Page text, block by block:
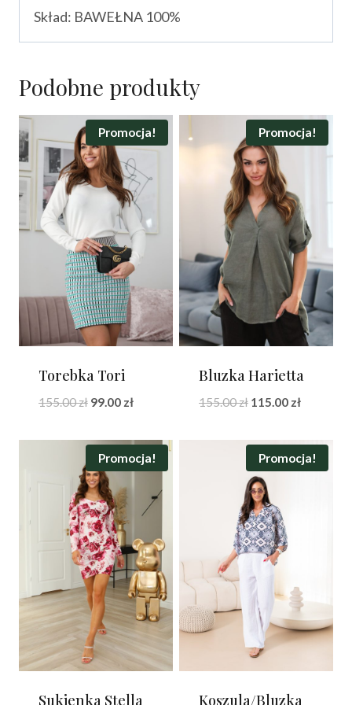
Skład: BAWEŁNA 100%
Podobne produkty
Promocja!
Torebka Tori
155.00zł Pierwotna
wynosiła:
155.00 zł.
99.00 złAktualna
wynosi:
99.00 zł.
Promocja!
Bluzka Harietta
155.00zł Pierwotna
wynosiła:
155.00 zł.
115.00 złAktualna
wynosi:
115.00 zł.
Promocja!
Sukienka Stella
Promocja!
Koszula/Bluzka